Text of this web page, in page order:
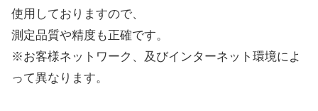
使用しておりますので、
測定品質や精度も正確です。
※お客様ネットワーク、及びインターネット環境によ
って異なります。